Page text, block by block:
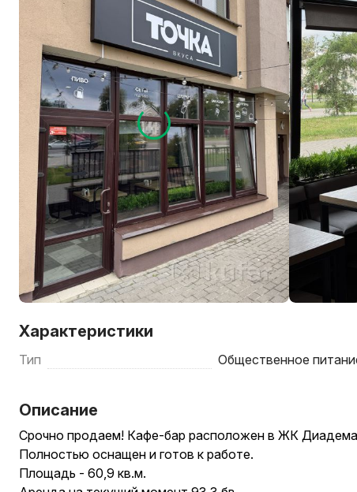
Характеристики
Тип Общественное
Описание
Срочно продаем! Кафе-бар расположен в ЖК
Полностью оснащен и готов к работе.
Площадь - 60,9 кв.м.